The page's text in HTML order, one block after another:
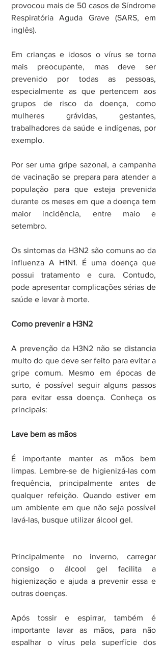
provocou mais de 50 casos de Síndrome
Respiratória Aguda Grave (SARS, em
inglês).
Em crianças e idosos o vírus se torna
mais preocupante, mas deve ser
prevenido por todas as pessoas,
especialmente as que pertencem aos
grupos de risco da doença, como
mulheres grávidas, gestantes,
trabalhadores da saúde e indígenas, por
exemplo.
Por ser uma gripe sazonal, a campanha
de vacinação se prepara para atender a
população para que esteja prevenida
durante os meses em que a doença tem
maior incidência, entre maio e
setembro.
Os sintomas da H3N2 são comuns ao da
influenza A H1N1. É uma doença que
possui tratamento e cura. Contudo,
pode apresentar complicações sérias de
saúde e levar à morte.
Como prevenir a H3N2
A prevenção da H3N2 não se distancia
muito do que deve ser feito para evitar a
gripe comum. Mesmo em épocas de
surto, é possível seguir alguns passos
para evitar essa doença. Conheça os
principais:
Lave bem as mãos
É importante manter as mãos bem
limpas. Lembre-se de higienizá-las com
frequência, principalmente antes de
qualquer refeição. Quando estiver em
um ambiente em que não seja possível
lavá-las, busque utilizar álcool gel.
Principalmente no inverno, carregar
consigo o álcool gel facilita a
higienização e ajuda a prevenir essa e
outras doenças.
Após tossir e espirrar, também é
importante lavar as mãos, para não
espalhar o vírus pela superfície dos